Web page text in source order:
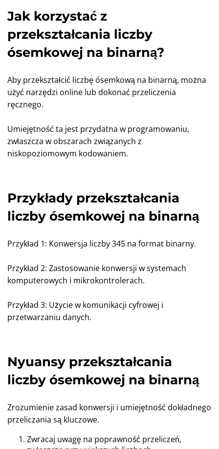
Jak korzystać z
przekształcania liczby
ósemkowej na binarną?
Aby przekształcić liczbę ósemkową na binarną, można
użyć narzędzi online lub dokonać przeliczenia
ręcznego.
Umiejętność ta jest przydatna w programowaniu,
zwłaszcza w obszarach związanych z
niskopoziomowym kodowaniem.
Przykłady przekształcania
liczby ósemkowej na binarną
Przykład 1: Konwersja liczby 345 na format binarny.
Przykład 2: Zastosowanie konwersji w systemach
komputerowych i mikrokontrolerach.
Przykład 3: Użycie w komunikacji cyfrowej i
przetwarzaniu danych.
Nyuansy przekształcania
liczby ósemkowej na binarną
Zrozumienie zasad konwersji i umiejętność dokładnego
przeliczania są kluczowe.
Zwracaj uwagę na poprawność przeliczeń,